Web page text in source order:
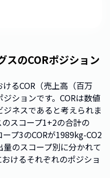
スのCORポジション
るCOR（売上高（百万
ションです。CORは数値
ネスであると考えられま
スコープ1+2の合計の
プ3のCORが1989kg-CO2
のスコープ別に分かれて
けるそれぞれのポジショ